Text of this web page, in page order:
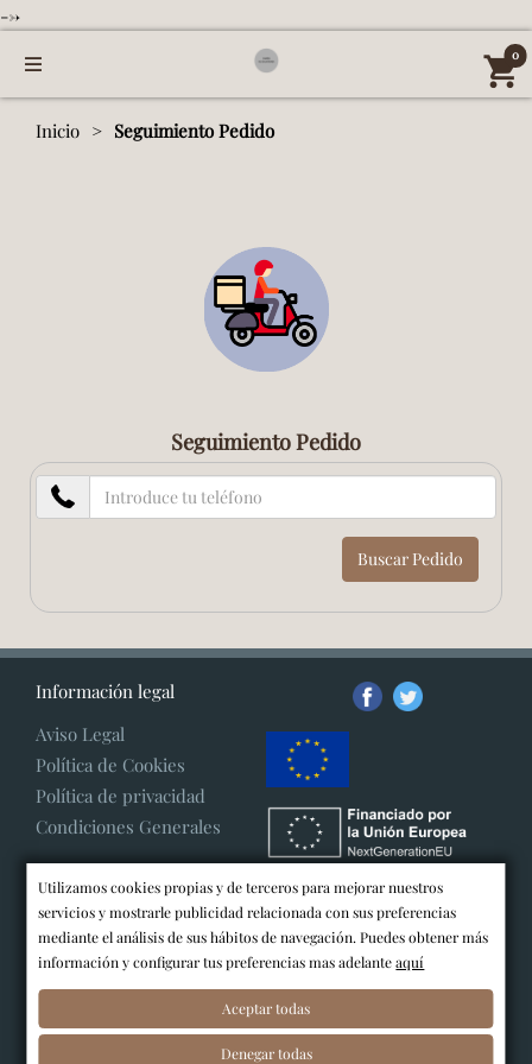
-->
0
Inicio Seguimiento Pedido
Seguimiento Pedido
Buscar Pedido
Información legal
Aviso Legal
Política de Cookies
Política de privacidad
Condiciones Generales
Utilizamos cookies propias y de terceros para mejorar nuestros
servicios y mostrarle publicidad relacionada con sus preferencias
mediante el análisis de sus hábitos de navegación. Puedes obtener más
información y configurar tus preferencias mas adelanteaquí
Aceptar todas
Denegar todas